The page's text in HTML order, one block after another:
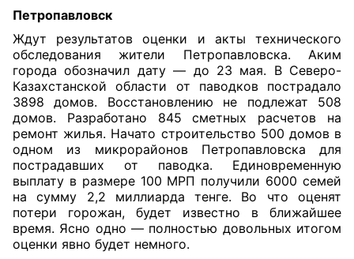
Петропавловск
Ждут результатов оценки и акты технического
обследования жители Петропавловска. Аким
города обозначил дату — до 23 мая. В Северо-
Казахстанской области от паводков пострадало
3898 домов. Восстановлению не подлежат 508
домов. Разработано 845 сметных расчетов на
ремонт жилья. Начато строительство 500 домов в
одном из микрорайонов Петропавловска для
пострадавших от паводка. Единовременную
выплату в размере 100 МРП получили 6000 семей
на сумму 2,2 миллиарда тенге. Во что оценят
потери горожан, будет известно в ближайшее
время. Ясно одно — полностью довольных итогом
оценки явно будет немного.